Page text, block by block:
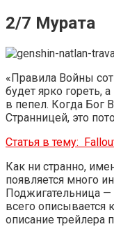
2/7 Мурата
«Правила Войны
будет ярко гореть,
в пепел. Когда Бог
Странницей, это
Статья в тему:
Как ни странно,
появляется много
Поджигательница —
всего описывается
описание трейлера